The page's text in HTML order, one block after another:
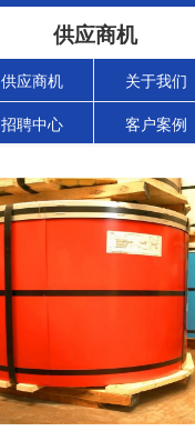
供应商机
供应商机 关于我们
招聘中心 客户案例